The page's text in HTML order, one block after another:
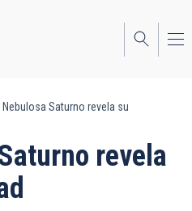
Nebulosa Saturno revela su
revela